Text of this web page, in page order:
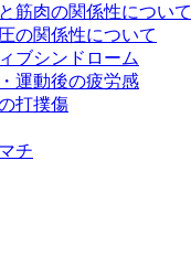
筋肉の関係性について
の関係性について
ブシンドローム
運動後の疲労感
打撲傷
チ